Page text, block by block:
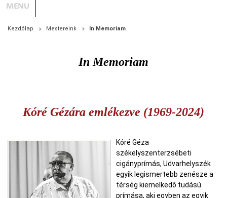
MENU
Kezdőlap Mestereink In Memoriam
In Memoriam
Kóré Gézára emlékezve (1969-2024)
Kóré Géza
székelyszenterzsébeti
cigányprímás, Udvarhelyszék
egyik legismertebb zenésze a
térség kiemelkedő tudású
prímása, aki egyben az egyik